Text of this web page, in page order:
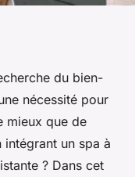
spa à
piscine
du bien-
nécessité pour
mieux que de
intégrant un spa à
? Dans cet